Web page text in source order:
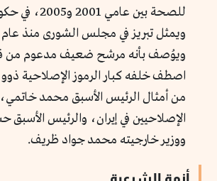
للصحة بين عامي
ويوُصف بأنه مرشح ضعيف مدعوم من
اصطف خلفه كبار الرموز الإصلاحية ذوو
من أمثال الرئيس الأسبق محمد خاتمي،
الإصلاحيين في إيران، والرئيس الأسبق
ووزير خارجيته محمد جواد ظريف.